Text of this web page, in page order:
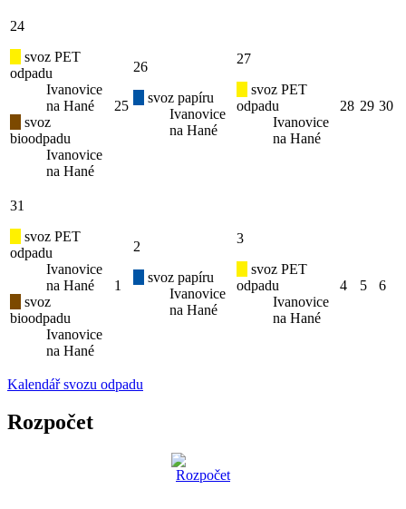
24
svoz PET
odpadu
Ivanovice
na Hané
svoz
bioodpadu
Ivanovice
na Hané
25
26
svoz papíru
Ivanovice
na Hané
27
svoz PET
odpadu
Ivanovice
na Hané
28 29 30
31
svoz PET
odpadu
Ivanovice
na Hané
svoz
bioodpadu
Ivanovice
na Hané
1
2
svoz papíru
Ivanovice
na Hané
3
svoz PET
odpadu
Ivanovice
na Hané
4 5 6
Kalendář svozu odpadu
Rozpočet